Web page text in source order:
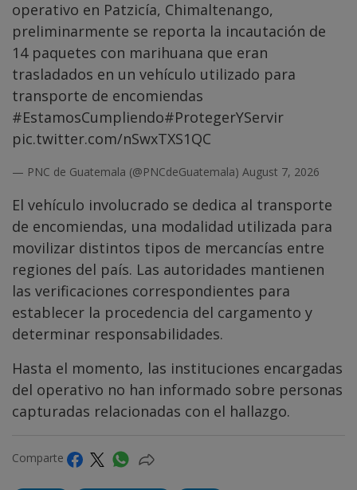
operativo en Patzicía, Chimaltenango,
preliminarmente se reporta la incautación de
14 paquetes con marihuana que eran
trasladados en un vehículo utilizado para
transporte de encomiendas
#EstamosCumpliendo#ProtegerYServir
pic.twitter.com/nSwxTXS1QC
— PNC de Guatemala (@PNCdeGuatemala) August 7, 2026
El vehículo involucrado se dedica al transporte
de encomiendas, una modalidad utilizada para
movilizar distintos tipos de mercancías entre
regiones del país. Las autoridades mantienen
las verificaciones correspondientes para
establecer la procedencia del cargamento y
determinar responsabilidades.
Hasta el momento, las instituciones encargadas
del operativo no han informado sobre personas
capturadas relacionadas con el hallazgo.
Comparte